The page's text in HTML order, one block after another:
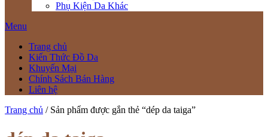
Phụ Kiện Da Khác
Menu
Trang chủ
Kiến Thức Đồ Da
Khuyến Mại
Chính Sách Bán Hàng
Liên hệ
Trang chủ / Sản phẩm được gắn thẻ “dép da taiga”